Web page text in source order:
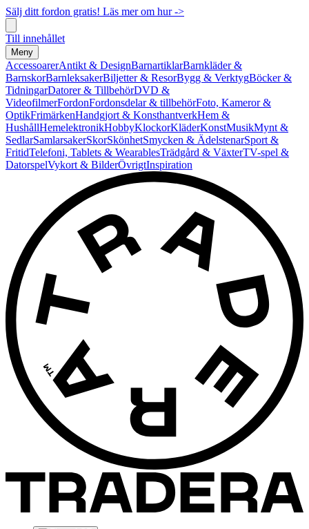
Sälj ditt fordon gratis! Läs mer om hur ->
Till innehållet
Meny
AccessoarerAntikt & DesignBarnartiklarBarnkläder &
BarnskorBarnleksakerBiljetter & ResorBygg & VerktygBöcker &
TidningarDatorer & TillbehörDVD &
VideofilmerFordonFordonsdelar & tillbehörFoto, Kameror &
OptikFrimärkenHandgjort & KonsthantverkHem &
HushållHemelektronikHobbyKlockorKläderKonstMusikMynt &
SedlarSamlarsakerSkorSkönhetSmycken & ÄdelstenarSport &
FritidTelefoni, Tablets & WearablesTrädgård & VäxterTV-spel &
DatorspelVykort & BilderÖvrigtInspiration